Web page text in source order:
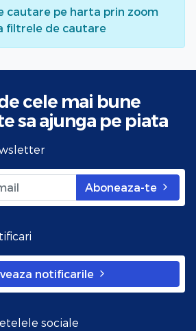
cautare pe harta prin zoom
filtrele de cautare
cele mai bune
sa ajunga pe piata
Aboneaza-te
notificarile
sociale